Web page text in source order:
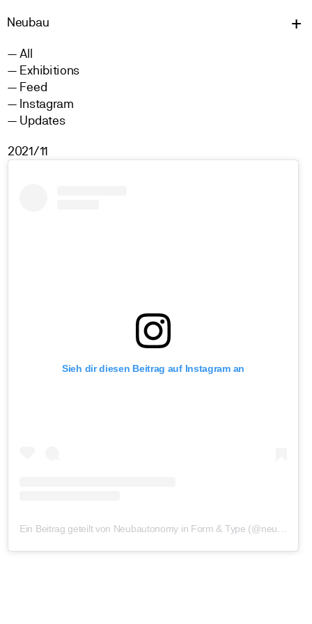
Neubau
All
Exhibitions
Feed
Instagram
Updates
2021/11
Sieh dir diesen Beitrag auf Instagram an
Ein Beitrag geteilt von Neubautonomy in Form & Type (@neubauberlin)